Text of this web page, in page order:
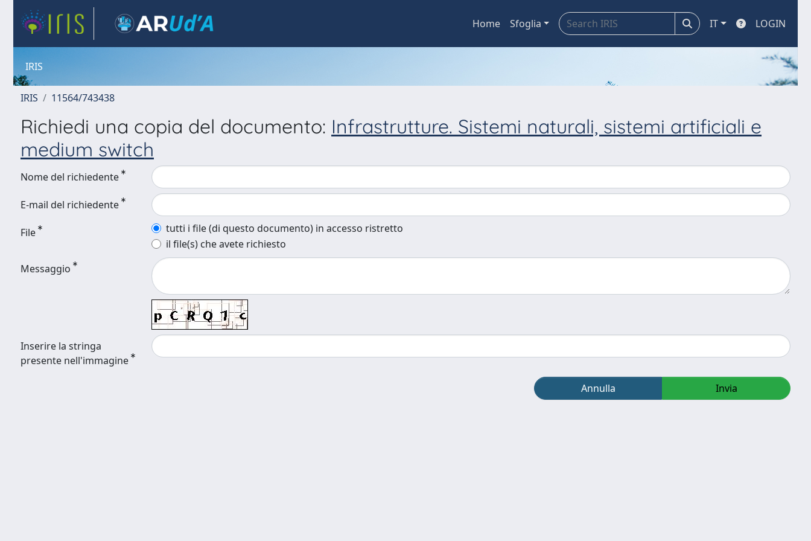
Home Sfoglia IT LOGIN
IRIS
IRIS 11564/743438
Richiedi una copia del documento: Infrastrutture. Sistemi naturali, sistemi artificiali e
medium switch
Nome del richiedente
E-mail del richiedente
File
tutti i file (di questo documento) in accesso ristretto
il file(s) che avete richiesto
Messaggio
Inserire la stringa
presente nell'immagine
Annulla Invia